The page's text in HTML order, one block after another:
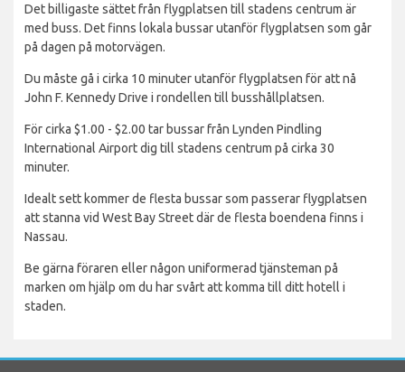
Det billigaste sättet från flygplatsen till stadens centrum är
med buss. Det finns lokala bussar utanför flygplatsen som går
på dagen på motorvägen.
Du måste gå i cirka 10 minuter utanför flygplatsen för att nå
John F. Kennedy Drive i rondellen till busshållplatsen.
För cirka $1.00 - $2.00 tar bussar från Lynden Pindling
International Airport dig till stadens centrum på cirka 30
minuter.
Idealt sett kommer de flesta bussar som passerar flygplatsen
att stanna vid West Bay Street där de flesta boendena finns i
Nassau.
Be gärna föraren eller någon uniformerad tjänsteman på
marken om hjälp om du har svårt att komma till ditt hotell i
staden.